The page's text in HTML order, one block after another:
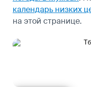
календарь низких
на этой странице.